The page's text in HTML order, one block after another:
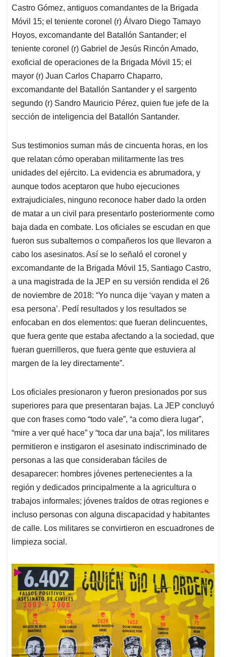
Castro Gómez, antiguos comandantes de la Brigada
Móvil 15; el teniente coronel (r) Álvaro Diego Tamayo
Hoyos, excomandante del Batallón Santander; el
teniente coronel (r) Gabriel de Jesús Rincón Amado,
exoficial de operaciones de la Brigada Móvil 15; el
mayor (r) Juan Carlos Chaparro Chaparro,
excomandante del Batallón Santander y el sargento
segundo (r) Sandro Mauricio Pérez, quien fue jefe de la
sección de inteligencia del Batallón Santander.
Sus testimonios suman más de cincuenta horas, en los
que relatan cómo operaban militarmente las tres
unidades del ejército. La evidencia es abrumadora, y
aunque todos aceptaron que hubo ejecuciones
extrajudiciales, ninguno reconoce haber dado la orden
de matar a un civil para presentarlo posteriormente como
baja dada en combate. Los oficiales se escudan en que
fueron sus subalternos o compañeros los que llevaron a
cabo los asesinatos. Así se lo señaló el coronel y
excomandante de la Brigada Móvil 15, Santiago Castro,
a una magistrada de la JEP en su versión rendida el 26
de noviembre de 2018: “Yo nunca dije ‘vayan y maten a
esa persona’. Pedí resultados y los resultados se
enfocaban en dos elementos: que fueran delincuentes,
que fuera gente que estaba afectando a la sociedad, que
fueran guerrilleros, que fuera gente que estuviera al
margen de la ley directamente”.
Los oficiales presionaron y fueron presionados por sus
superiores para que presentaran bajas. La JEP concluyó
que con frases como “todo vale”, “a como diera lugar”,
“mire a ver qué hace” y “toca dar una baja”, los militares
permitieron e instigaron el asesinato indiscriminado de
personas a las que consideraban fáciles de
desaparecer: hombres jóvenes pertenecientes a la
región y dedicados principalmente a la agricultura o
trabajos informales; jóvenes traídos de otras regiones e
incluso personas con alguna discapacidad y habitantes
de calle. Los militares se convirtieron en escuadrones de
limpieza social.